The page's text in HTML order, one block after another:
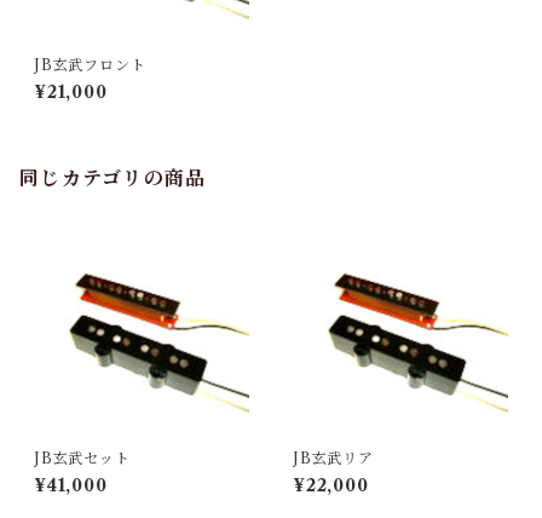
JB玄武フロント
¥21,000
同じカテゴリの商品
JB玄武セット
¥41,000
JB玄武リア
¥22,000